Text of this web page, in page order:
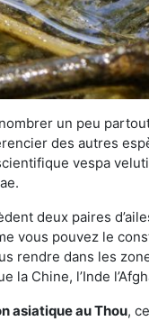
un peu
des autres
vespa
deux paires
vous pouvez le
rendre dans les
la Chine, l’Inde
asiatiqueau Thou,